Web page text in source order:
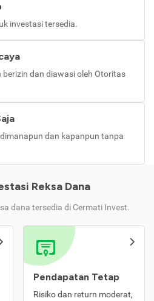
investasi tersedia.
berizin dan diawasi oleh Otoritas
dan kapanpun tanpa
Reksa Dana
dana tersedia di Cermati Invest.
Pendapatan Tetap
Risiko dan return moderat,